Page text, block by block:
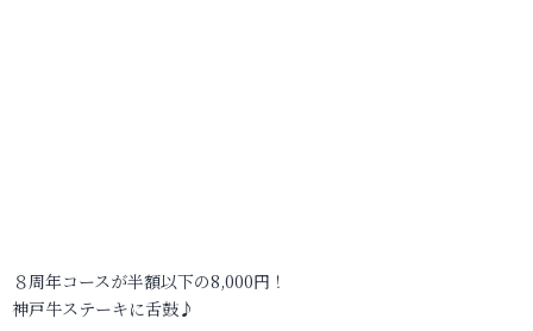
８周年コースが半額以下の8,000円！
神戸牛ステーキに舌鼓♪